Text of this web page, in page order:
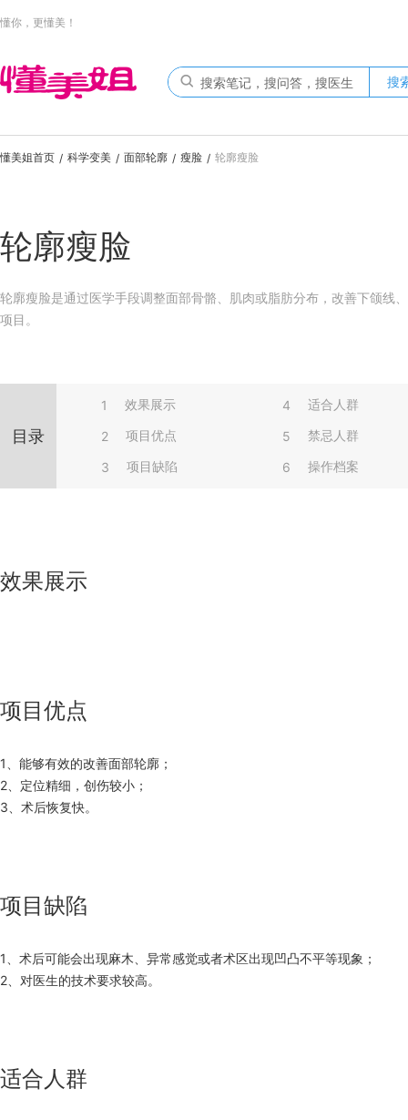
懂你，更懂美！
搜
懂美姐首页 / 科学变美 / 面部轮廓 / 瘦脸 / 轮廓瘦脸
轮廓瘦脸
轮廓瘦脸是通过医学手段调整面部骨骼、肌肉或脂肪分布，改善下颌线
项目。
目录
1 效果展示
2 项目优点
3 项目缺陷
4 适合人群
5 禁忌人群
6 操作档案
效果展示
项目优点
1、能够有效的改善面部轮廓；
2、定位精细，创伤较小；
3、术后恢复快。
项目缺陷
1、术后可能会出现麻木、异常感觉或者术区出现凹凸不平等现象；
2、对医生的技术要求较高。
适合人群